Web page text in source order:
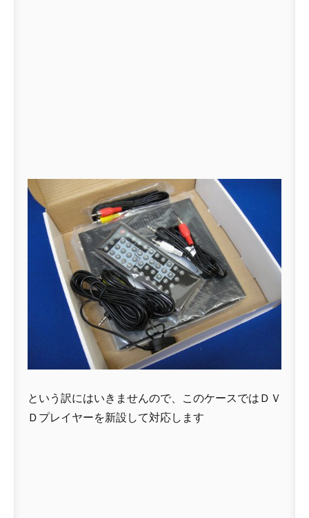
という訳にはいきませんので、このケースではＤＶ
Ｄプレイヤーを新設して対応します